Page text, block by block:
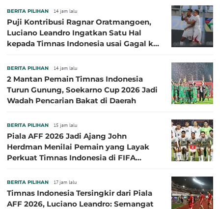
BERITA PILIHAN 14 jam lalu
Puji Kontribusi Ragnar Oratmangoen,
Luciano Leandro Ingatkan Satu Hal
kepada Timnas Indonesia usai Gagal ke
BERITA PILIHAN 14 jam lalu
2 Mantan Pemain Timnas Indonesia
Turun Gunung, Soekarno Cup 2026 Jadi
Wadah Pencarian Bakat di Daerah
BERITA PILIHAN 15 jam lalu
Piala AFF 2026 Jadi Ajang John
Herdman Menilai Pemain yang Layak
Perkuat Timnas Indonesia di FIFA
BERITA PILIHAN 17 jam lalu
Timnas Indonesia Tersingkir dari Piala
AFF 2026, Luciano Leandro: Semangat